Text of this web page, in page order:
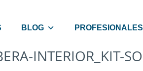
BLOG PROFESIONALES
INTERIOR_KIT-